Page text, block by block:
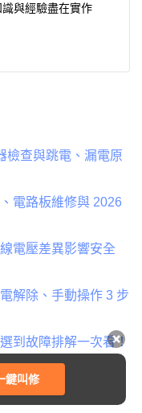
鍵叫修
與經驗盡在實作
檢查與跳電、漏電原
電路板維修與 2026
電壓差異影響安全
解除、手動操作 3 步
到故障排解一次看！